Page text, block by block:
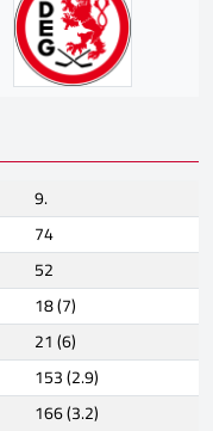
9.
74
52
18 (7)
21 (6)
153 (2.9)
166 (3.2)